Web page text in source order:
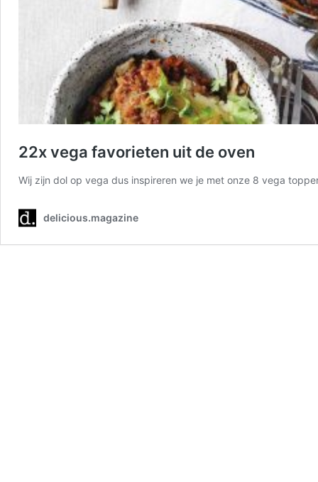
22x vega favorieten uit de oven
Wij zijn dol op vega dus inspireren we je met onze 8 vega
delicious.magazine